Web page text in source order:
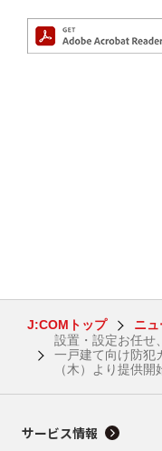
J:COMトップ
ニ
設置・設定お任せ
一戸建て向け防犯
（木）より提供開
サービス情報